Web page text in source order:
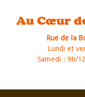
Au Cœur
Rue de la
Lundi et
Samedi : 9h/